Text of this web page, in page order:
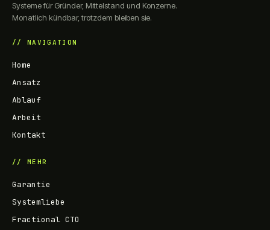
Systeme für Gründer, Mittelstand und Konzerne.
Monatlich kündbar, trotzdem bleiben sie.
// NAVIGATION
Home
Ansatz
Ablauf
Arbeit
Kontakt
// MEHR
Garantie
Systemliebe
Fractional CTO